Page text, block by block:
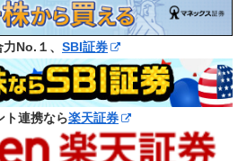
No.１、 SBI証券
ト連携なら楽天証券